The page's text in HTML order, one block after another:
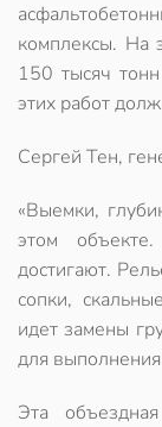
комплексы. На
150 тысяч
этих работ
Сергей Тен,
«Выемки,
этом
достигают.
сопки,
идет замены
для
Эта